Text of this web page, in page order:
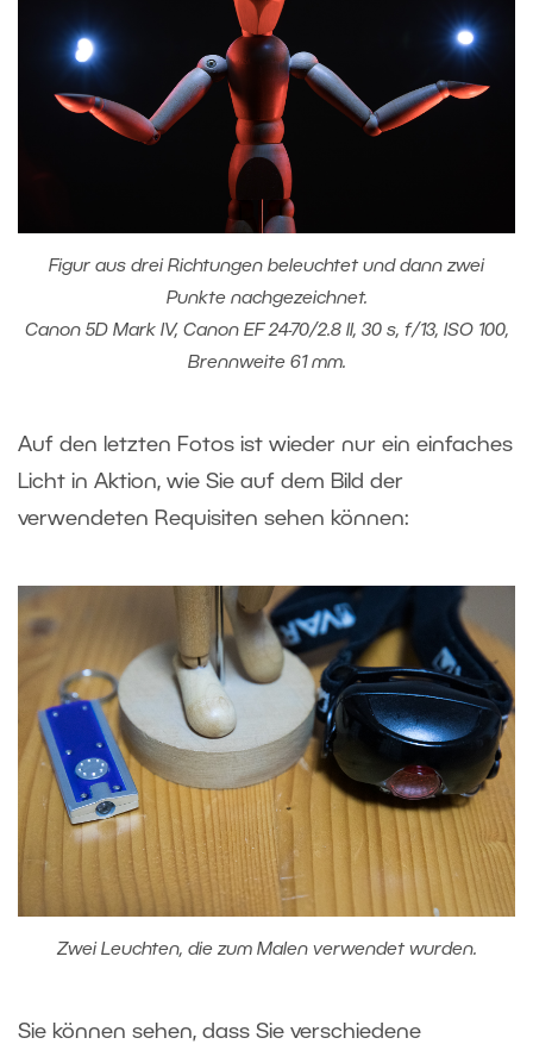
Figur aus drei Richtungen beleuchtet und dann zwei
Punkte nachgezeichnet.
Canon 5D Mark IV, Canon EF 24-70/2.8 II, 30 s, f/13, ISO 100,
Brennweite 61 mm.
Auf den letzten Fotos ist wieder nur ein einfaches
Licht in Aktion, wie Sie auf dem Bild der
verwendeten Requisiten sehen können:
Zwei Leuchten, die zum Malen verwendet wurden.
Sie können sehen, dass Sie verschiedene